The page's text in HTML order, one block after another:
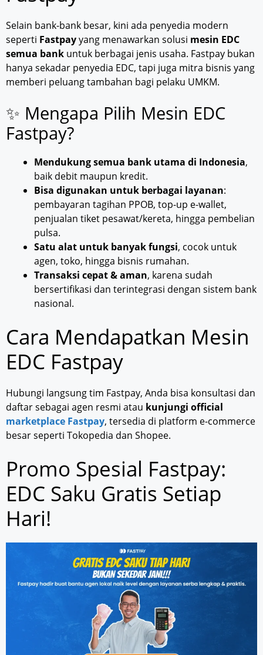
Selain bank-bank besar, kini ada penyedia modern
seperti Fastpayyang menawarkan solusi mesin EDC
semua bank untuk berbagai jenis usaha. Fastpay bukan
hanya sekadar penyedia EDC, tapi juga mitra bisnis yang
memberi peluang tambahan bagi pelaku UMKM.
✨ Mengapa Pilih Mesin EDC
Fastpay?
Mendukung semua bank utama di Indonesia,
baik debit maupun kredit.
Bisa digunakan untuk berbagai layanan:
pembayaran tagihan PPOB, top-up e-wallet,
penjualan tiket pesawat/kereta, hingga pembelian
pulsa.
Satu alat untuk banyak fungsi, cocok untuk
agen, toko, hingga bisnis rumahan.
Transaksi cepat & aman, karena sudah
bersertifikasi dan terintegrasi dengan sistem bank
nasional.
Cara Mendapatkan Mesin
EDC Fastpay
Hubungi langsung tim Fastpay, Anda bisa konsultasi dan
daftar sebagai agen resmi atau kunjungi official
marketplace Fastpay, tersedia di platform e-commerce
besar seperti Tokopedia dan Shopee.
Promo Spesial Fastpay:
EDC Saku Gratis Setiap
Hari!